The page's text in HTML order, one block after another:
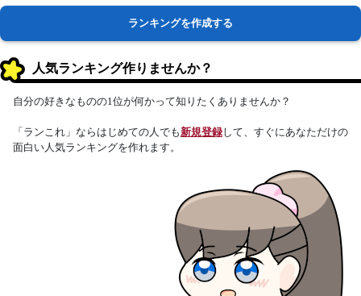
ランキングを作成する
人気ランキング作りませんか？
自分の好きなものの1位が何かって知りたくありませんか？
「ランこれ」ならはじめての人でも新規登録して、すぐにあなただけの
面白い人気ランキングを作れます。